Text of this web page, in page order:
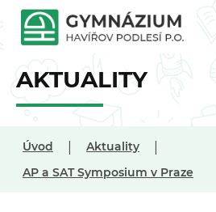
AKTUALITY
Úvod | Aktuality |
AP a SAT Symposium v Praze